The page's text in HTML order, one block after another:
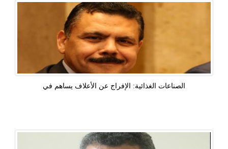
الصناعات الغذائية: الإفراج عن الأعلاف يساهم في